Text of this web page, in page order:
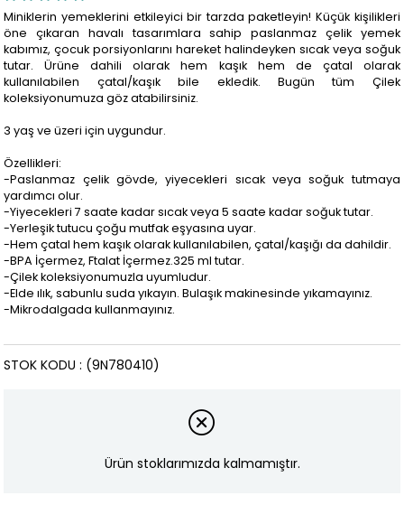
Miniklerin yemeklerini etkileyici bir tarzda paketleyin! Küçük kişilikleri
öne çıkaran havalı tasarımlara sahip paslanmaz çelik yemek
kabımız, çocuk porsiyonlarını hareket halindeyken sıcak veya soğuk
tutar. Ürüne dahili olarak hem kaşık hem de çatal olarak
kullanılabilen çatal/kaşık bile ekledik. Bugün tüm Çilek
koleksiyonumuza göz atabilirsiniz.
3 yaş ve üzeri için uygundur.
Özellikleri:
-Paslanmaz çelik gövde, yiyecekleri sıcak veya soğuk tutmaya
yardımcı olur.
-Yiyecekleri 7 saate kadar sıcak veya 5 saate kadar soğuk tutar.
-Yerleşik tutucu çoğu mutfak eşyasına uyar.
-Hem çatal hem kaşık olarak kullanılabilen, çatal/kaşığı da dahildir.
-BPA İçermez, Ftalat İçermez.325 ml tutar.
-Çilek koleksiyonumuzla uyumludur.
-Elde ılık, sabunlu suda yıkayın. Bulaşık makinesinde yıkamayınız.
-Mikrodalgada kullanmayınız.
(9N780410)
STOK KODU
Ürün stoklarımızda kalmamıştır.